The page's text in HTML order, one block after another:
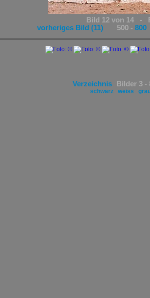
Bild 12 von 14 -
vorheriges Bild (11) 500 - 800
Verzeichnis
Bilder 3
schwarz weiss